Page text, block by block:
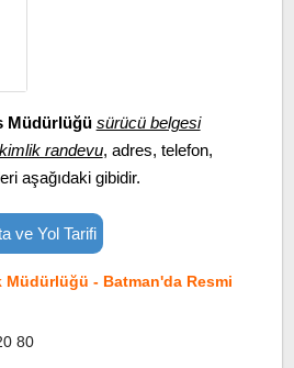
Müdürlüğü sürücü belgesi
randevu, adres, telefon,
aşağıdaki gibidir.
ve Yol Tarifi
Müdürlüğü - Batman'da Resmi
80